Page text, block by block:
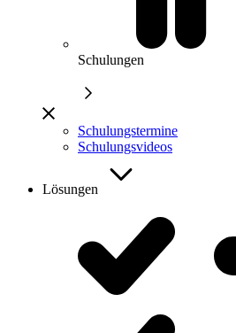
Schulungen
Schulungstermine
Schulungsvideos
Lösungen